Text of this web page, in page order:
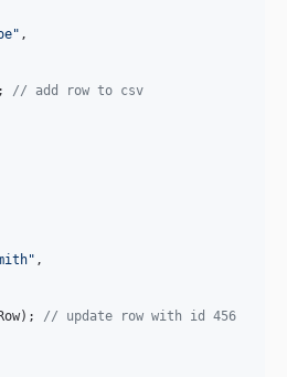
" ,
// add row to csv
" ,
); // update row with id 456